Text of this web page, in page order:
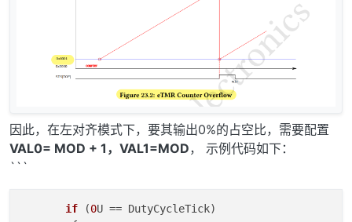
因此，在左对齐模式下，要其输出0%的占空比，需要配置
VAL0= MOD + 1，VAL1=MOD， 示例代码如下：
```
if (0U == DutyCycleTick)